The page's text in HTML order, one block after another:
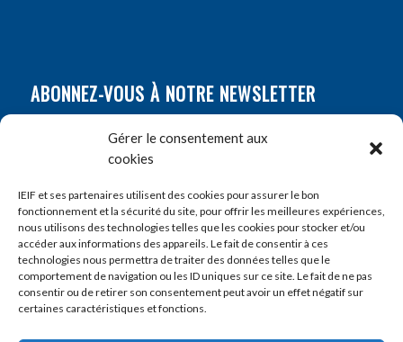
Gérer le consentement aux
cookies
IEIF et ses partenaires utilisent des cookies pour assurer le bon
fonctionnement et la sécurité du site, pour offrir les meilleures expériences,
nous utilisons des technologies telles que les cookies pour stocker et/ou
accéder aux informations des appareils. Le fait de consentir à ces
technologies nous permettra de traiter des données telles que le
comportement de navigation ou les ID uniques sur ce site. Le fait de ne pas
consentir ou de retirer son consentement peut avoir un effet négatif sur
certaines caractéristiques et fonctions.
ABONNEZ-VOUS À NOTRE NEWSLETTER
Prénom*
E-mail*